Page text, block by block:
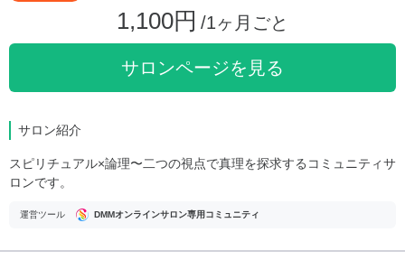
1,100円 /1ヶ月ごと
サロンページを見る
サロン紹介
スピリチュアル×論理〜二つの視点で真理を探求するコミュニティサ
ロンです。
運営ツール DMMオンラインサロン専用コミュニティ